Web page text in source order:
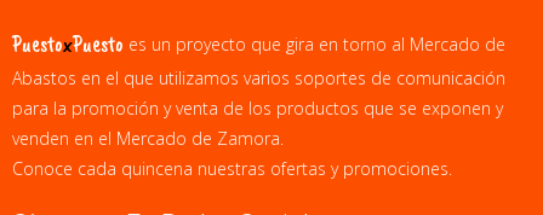
PuestoxPuesto es un proyecto que gira en torno al Mercado de
Abastos en el que utilizamos varios soportes de comunicación
para la promoción y venta de los productos que se exponen y
venden en el Mercado de Zamora.
Conoce cada quincena nuestras ofertas y promociones.